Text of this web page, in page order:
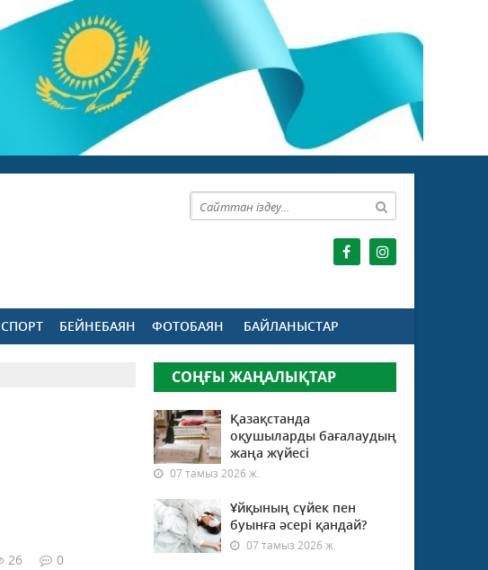
СПОРТ БЕЙНЕБАЯН ФОТОБАЯН БАЙЛАНЫСТАР
26
0
СОҢҒЫ ЖАҢАЛЫҚТАР
Қазақстанда
оқушыларды бағалаудың
жаңа жүйесі
07 тамыз 2026 ж.
Ұйқының сүйек пен
буынға әсері қандай?
07 тамыз 2026 ж.